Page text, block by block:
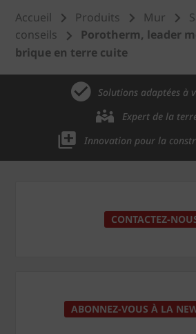
Accueil Produits Mur
conseils
Porotherm, leader
brique en terre cuite
Solutions adaptées à
Expert de la
Innovation pour la
CONTACTEZ-
ABONNEZ-VOUS À LA